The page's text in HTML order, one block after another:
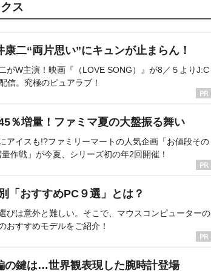
ス
二“両片思い”にキュンが止まらん！
がW主演！映画『（LOVE SONG）』が8／５よりJ:C
信。究極のピュアラブ！
％増量！ファミマ夏の大盤振る舞い
アイスも!?ファミリーマートの人気企画「お値段その
作戦」が今夏、シリーズ初の年2回開催！
「おすすめPC９選」とは？
びは意外と難しい。そこで、マウスコンピューターの
おすすめモデルをご紹介！
の鍵は…世界観表現した腕時計登場